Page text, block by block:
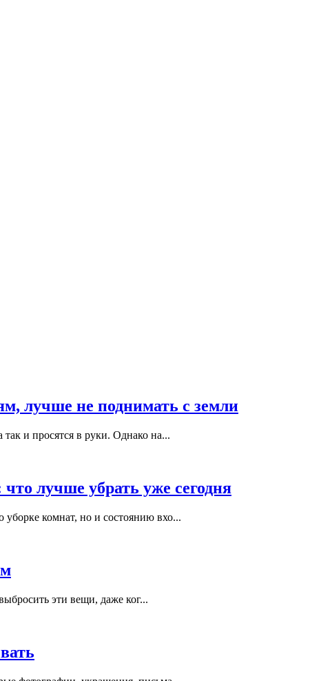
лучше не поднимать с земли
так и просятся в руки. Однако на...
лучше убрать уже сегодня
уборке комнат, но и состоянию вхо...
эти вещи, даже ког...